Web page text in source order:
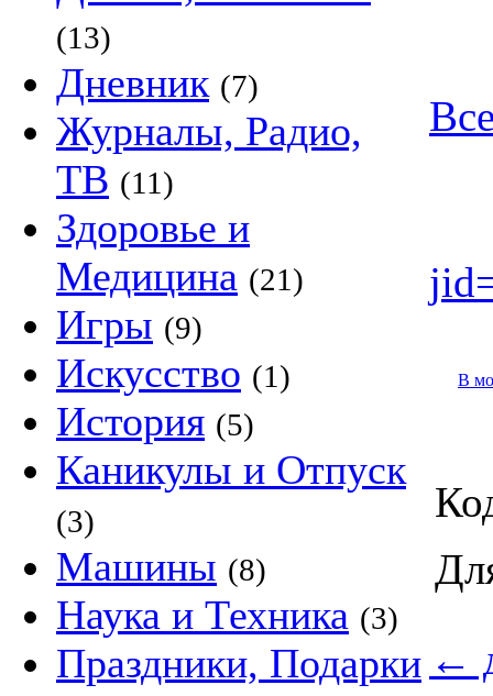
(13)
Дневник (7)
Журналы, Радио,
ТВ (11)
Здоровье и
Медицина (21)
Игры (9)
Искусство (1)
История (5)
Каникулы и Отпуск
(3)
Машины (8)
Наука и Техника (3)
Праздники, Подарки
В
←